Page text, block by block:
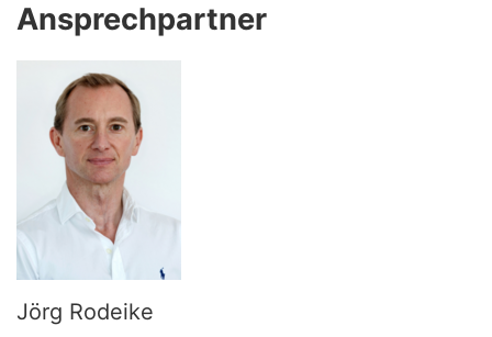
Ansprechpartner
Jörg Rodeike